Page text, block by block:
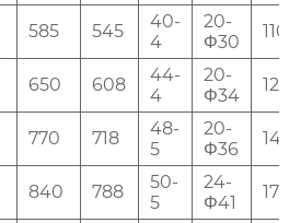
585 545
40-
4
20-
Φ30
1100
650 608
44-
4
20-
Φ34
770 718
48-
5
20-
Φ36
840 788
50-
5
24-
Φ41